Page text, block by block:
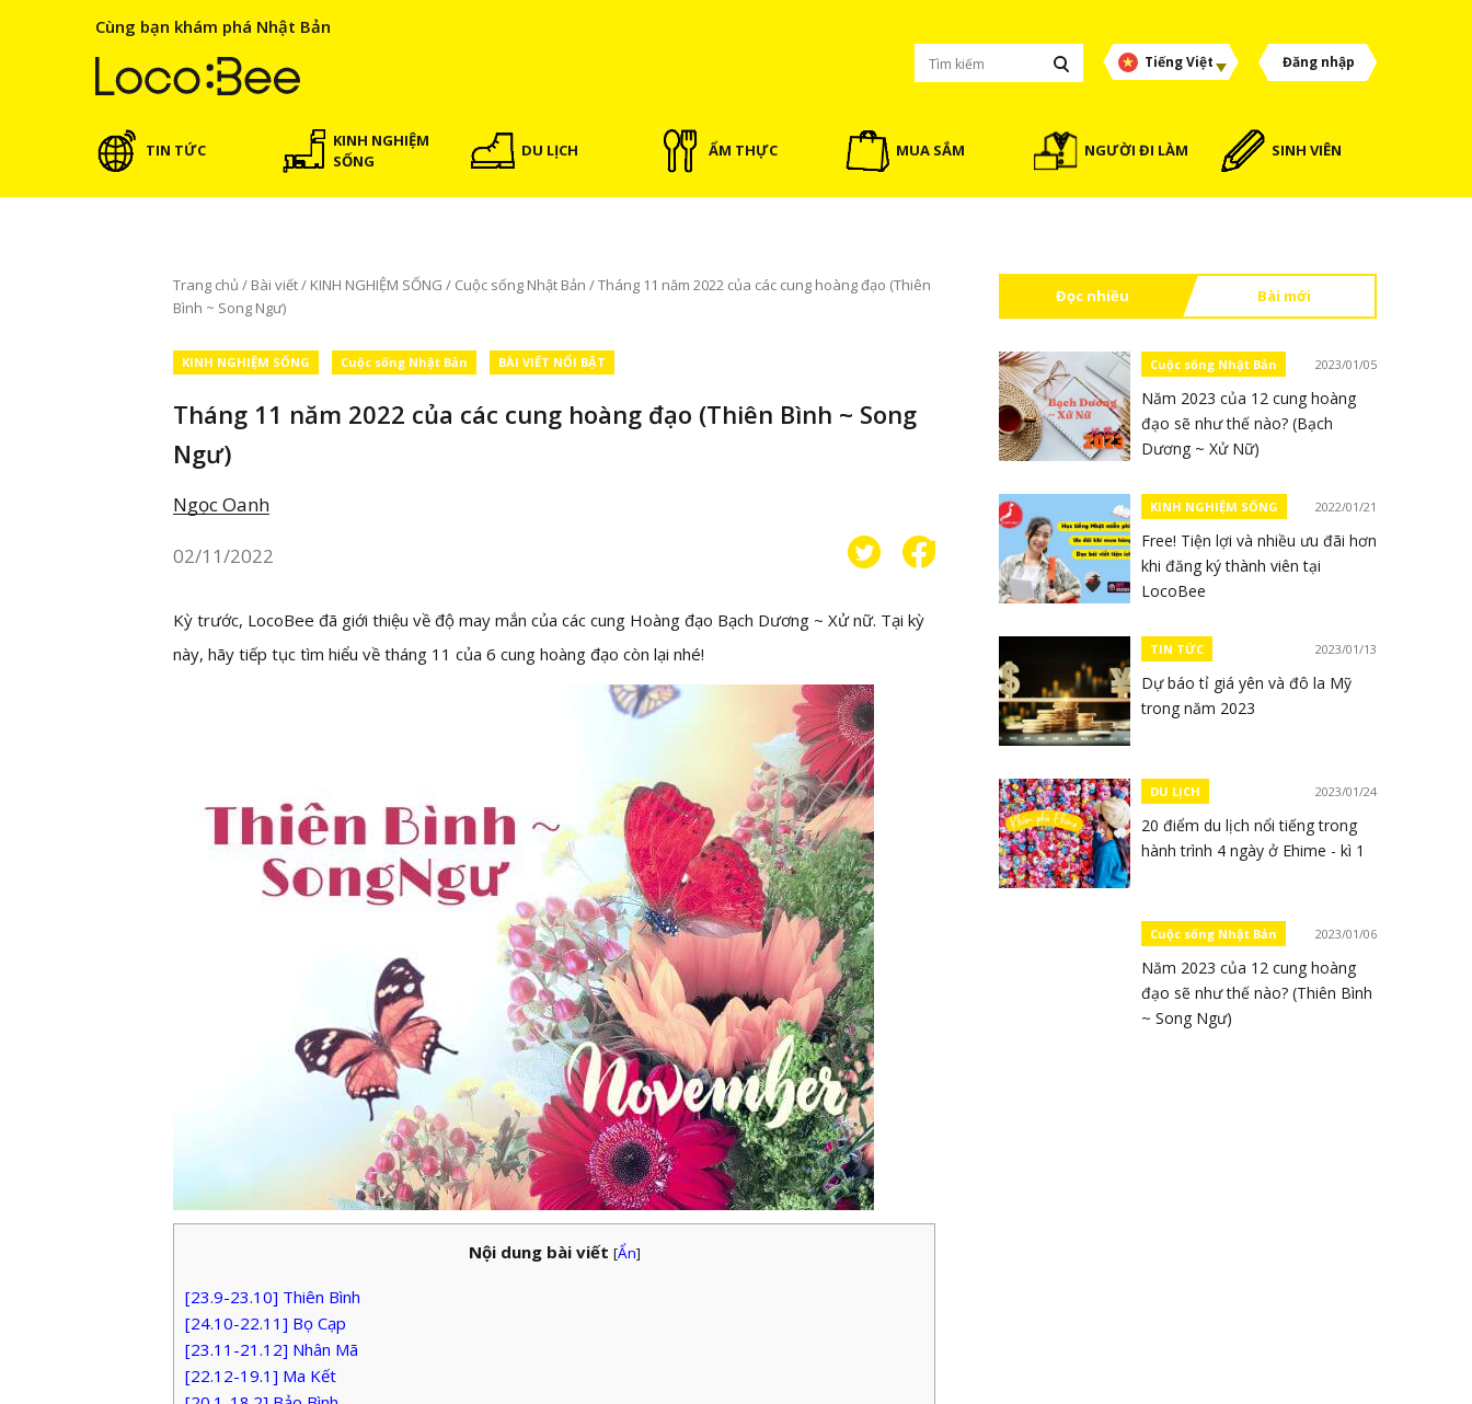
Cùng bạn khám phá Nhật Bản
Tiếng Việt Đăng nhập
TIN TỨC
KINH NGHIỆM
SỐNG
DU LỊCH ẨM THỰC MUA SẮM NGƯỜI ĐI LÀM SINH VIÊN
Trang chủ / Bài viết/ KINH NGHIỆM SỐNG / Cuộc sống Nhật Bản /Tháng 11 năm 2022 của các cung hoàng đạo (Thiên
Bình ~ Song Ngư)
KINH NGHIỆM SỐNG Cuộc sống Nhật Bản BÀI VIẾT NỔI BẬT
Tháng 11 năm 2022 của các cung hoàng đạo (Thiên Bình ~ Song
Ngư)
Ngọc Oanh
02/11/2022
Kỳ trước, LocoBee đã giới thiệu về độ may mắn của các cung Hoàng đạo Bạch Dương ~ Xử nữ. Tại kỳ
này, hãy tiếp tục tìm hiểu về tháng 11 của 6 cung hoàng đạo còn lại nhé!
Nội dung bài viết [Ẩn]
[23.9-23.10] Thiên Bình
[24.10-22.11] Bọ Cạp
[23.11-21.12] Nhân Mã
[22.12-19.1] Ma Kết
Đọc nhiều Bài mới
Cuộc sống Nhật Bản 2023/01/05
Năm 2023 của 12 cung hoàng
đạo sẽ như thế nào? (Bạch
Dương ~ Xử Nữ)
KINH NGHIỆM SỐNG 2022/01/21
Free! Tiện lợi và nhiều ưu đãi hơn
khi đăng ký thành viên tại
LocoBee
TIN TỨC 2023/01/13
Dự báo tỉ giá yên và đô la Mỹ
trong năm 2023
DU LỊCH 2023/01/24
20 điểm du lịch nổi tiếng trong
hành trình 4 ngày ở Ehime - kì 1
Cuộc sống Nhật Bản 2023/01/06
Năm 2023 của 12 cung hoàng
đạo sẽ như thế nào? (Thiên Bình
~ Song Ngư)